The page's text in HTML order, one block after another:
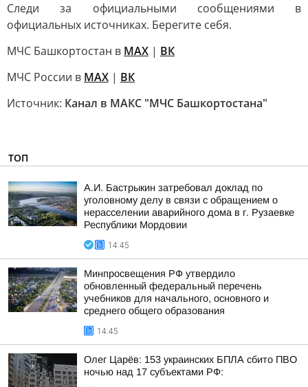
Следи за официальными сообщениями в
официальных источниках. Берегите себя.
МЧС Башкортостан в МАХ | ВК
МЧС России в MAX | ВК
Источник: Канал в МАКС "МЧС Башкортостана"
ТОП
А.И. Бастрыкин затребовал доклад по
уголовному делу в связи с обращением о
нерасселении аварийного дома в г. Рузаевке
Республики Мордовии
14:45
Минпросвещения РФ утвердило
обновленный федеральный перечень
учебников для начального, основного и
среднего общего образования
14:45
Олег Царёв: 153 украинских БПЛА сбито ПВО
ночью над 17 субъектами РФ: